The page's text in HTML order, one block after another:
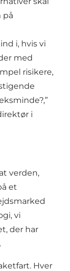
på
i, hvis vi
med
risikere,
i
verden,
et
vi
der har
Hver